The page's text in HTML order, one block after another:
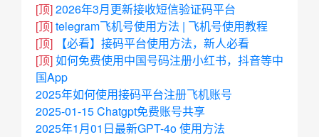
[顶]2026年3月更新接收短信验证码平台
[顶]telegram飞机号使用方法 | 飞机号使用教程
[顶]
【必看】接码平台使用方法，新人必看
[顶]如何免费使用中国号码注册小红书，抖音等中
国App
2025年如何使用接码平台注册飞机账号
2025-01-15 Chatgpt免费账号共享
2025年1月01日最新GPT-4o 使用方法